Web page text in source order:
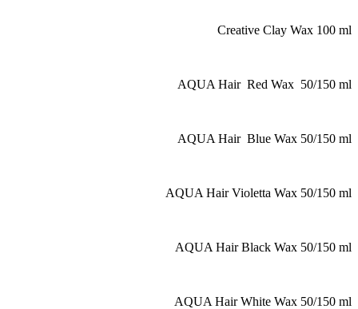
Creative Clay Wax
AQUA Hair Red Wax 50/
AQUA Hair Blue Wax 50/
AQUA Hair Violetta Wax 50/
AQUA Hair Black Wax 50/
AQUA Hair White Wax 50/